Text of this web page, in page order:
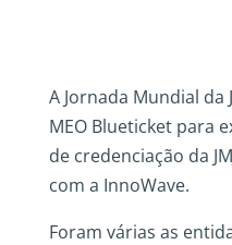
A Jornada Mundial
MEO Blueticket para
de credenciação da
com a InnoWave.
Foram várias as